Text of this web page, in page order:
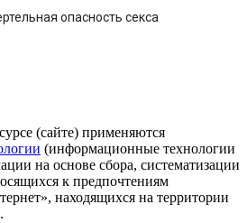
опасность секса
(сайте) применяются
(информационные технологии
на основе сбора, систематизации
к предпочтениям
находящихся на территории